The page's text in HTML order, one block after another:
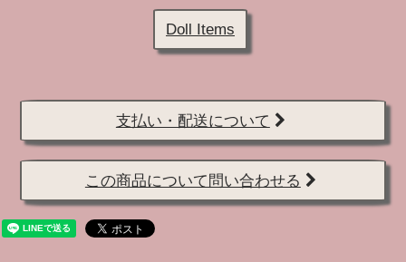
Doll Items
支払い・配送について
この商品について問い合わせる